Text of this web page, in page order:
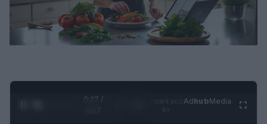
0:28 /
AdhubMedia